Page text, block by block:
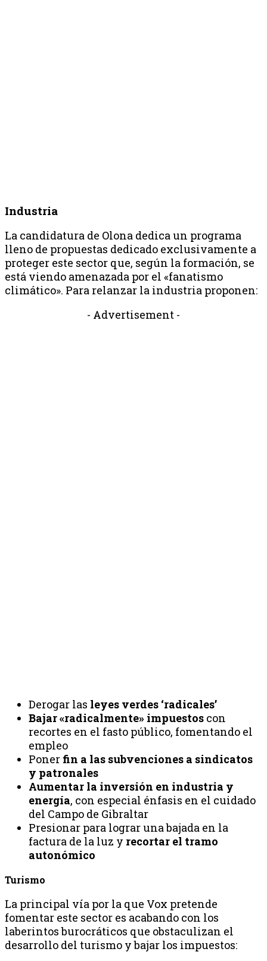
Industria
La candidatura de Olona dedica un programa
lleno de propuestas dedicado exclusivamente a
proteger este sector que, según la formación, se
está viendo amenazada por el «fanatismo
climático». Para relanzar la industria proponen:
- Advertisement -
Derogar las leyes verdes ‘radicales’
Bajar «radicalmente» impuestos con
recortes en el fasto público, fomentando el
empleo
Poner fin a las subvenciones a sindicatos
y patronales
Aumentar la inversión en industria y
energía, con especial énfasis en el cuidado
del Campo de Gibraltar
Presionar para lograr una bajada en la
factura de la luz y recortar el tramo
autonómico
Turismo
La principal vía por la que Vox pretende
fomentar este sector es acabando con los
laberintos burocráticos que obstaculizan el
desarrollo del turismo y bajar los impuestos: